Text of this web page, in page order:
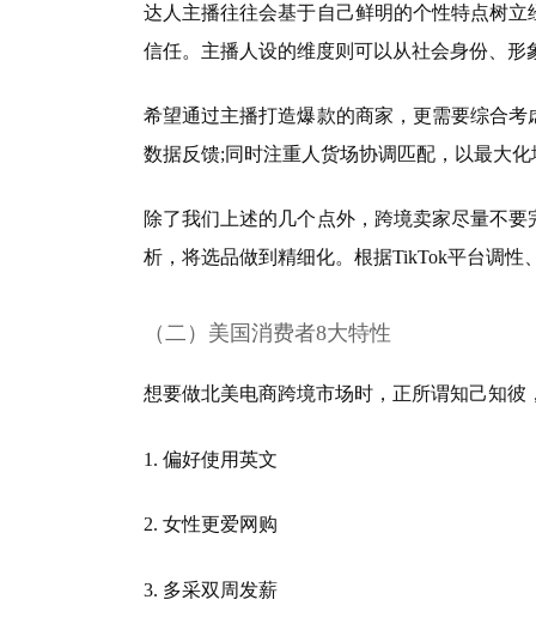
达人主播往往会基于自己鲜明的个性特点树
信任。主播人设的维度则可以从社会身份、
希望通过主播打造爆款的商家，更需要综合
数据反馈;同时注重人货场协调匹配，以最大
除了我们上述的几个点外，跨境卖家尽量不
析，将选品做到精细化。根据TikTok平台调
（二） 美国消费者8大特性
想要做北美电商跨境市场时，正所谓知己知
1. 偏好使用英文
2. 女性更爱网购
3. 多采双周发薪